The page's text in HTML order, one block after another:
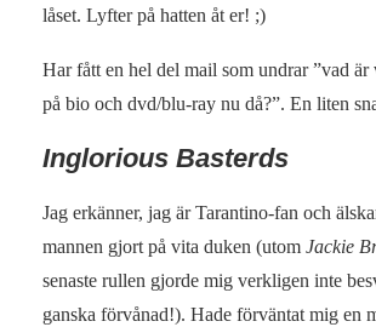
låset. Lyfter på hatten åt er! ;)
Har fått en hel del mail som undrar ”vad är
på bio och dvd/blu-ray nu då?”. En liten
Inglorious Basterds
Jag erkänner, jag är Tarantino-fan och
mannen gjort på vita duken (utom Jackie
senaste rullen gjorde mig verkligen inte
ganska förvånad!). Hade förväntat mig en